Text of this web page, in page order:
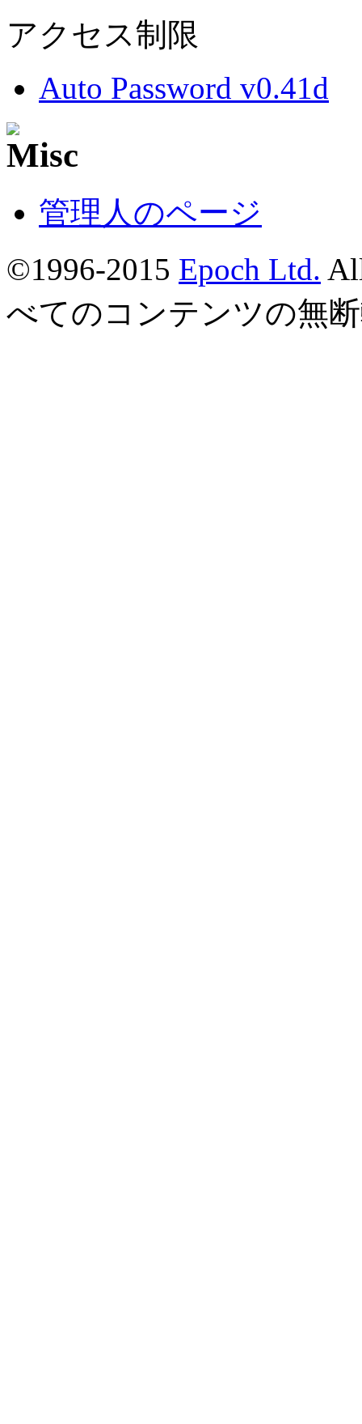
アクセス制限
Auto Password v0.41d
管理人のページ
©1996-2015 Epoch Ltd.
べてのコンテンツの無